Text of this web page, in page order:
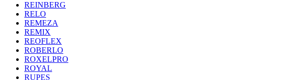
REINBERG
RELO
REMEZA
REMIX
REOFLEX
ROBERLO
ROXELPRO
ROYAL
RUPES